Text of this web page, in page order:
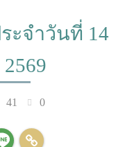
ะจำวันที่ 14
41 0